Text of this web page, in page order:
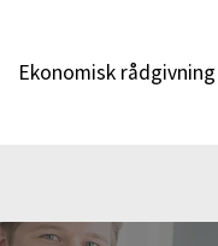
Ekonomisk rådgivning